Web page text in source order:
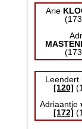
Arie
Leendert
[120]
Adriaantje
[172]